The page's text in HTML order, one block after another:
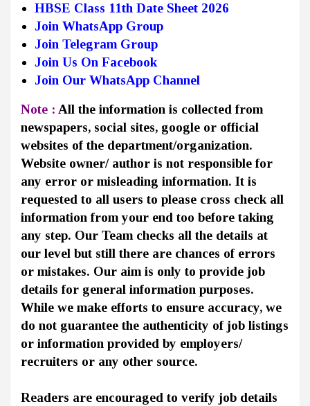
HBSE Class 11th Date Sheet 2026
Join WhatsApp Group
Join Telegram Group
Join Us On Facebook
Join Our WhatsApp Channel
Note : All the information is collected from
newspapers, social sites, google or official
websites of the department/organization.
Website owner/ author is not responsible for
any error or misleading information. It is
requested to all users to please cross check all
information from your end too before taking
any step. Our Team checks all the details at
our level but still there are chances of errors
or mistakes. Our aim is only to provide job
details for general information purposes.
While we make efforts to ensure accuracy, we
do not guarantee the authenticity of job listings
or information provided by employers/
recruiters or any other source.
Readers are encouraged to verify job details